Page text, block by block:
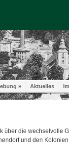
» Aktuelles
über die wechselvolle
und den